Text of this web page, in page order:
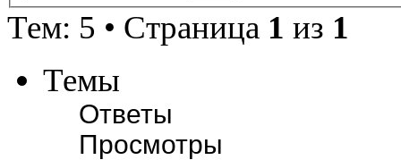
Тем: 5 • Страница 1 из 1
Темы
Ответы
Просмотры